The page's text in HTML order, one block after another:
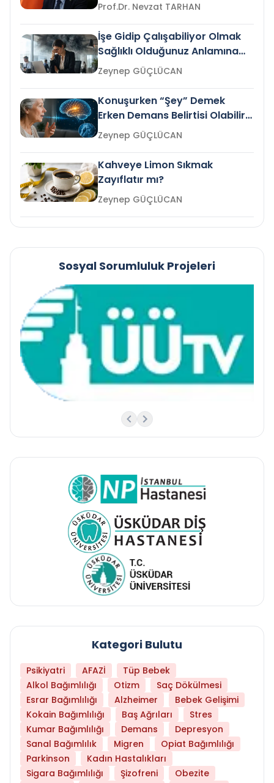
Prof.Dr. Nevzat TARHAN
İşe Gidip Çalışabiliyor Olmak
Sağlıklı Olduğunuz Anlamına
Gelir mi?Zeynep GÜÇLÜCAN
Konuşurken “Şey” Demek
Erken Demans Belirtisi Olabilir
mi?
Zeynep GÜÇLÜCAN
Kahveye Limon Sıkmak
Zayıflatır mı?
Zeynep GÜÇLÜCAN
Sosyal Sorumluluk Projeleri
Kategori Bulutu
Psikiyatri AFAZİ
Tüp Bebek
Alkol Bağımlılığı
Otizm
Saç Dökülmesi
Esrar Bağımlılığı
Alzheimer
Bebek Gelişimi
Kokain Bağımlılığı
Baş Ağrıları
Stres
Kumar Bağımlılığı
Demans
Depresyon
Sanal Bağımlılık
Migren
Opiat Bağımlılığı
Parkinson
Kadın Hastalıkları
Sigara Bağımlılığı
Şizofreni
Obezite